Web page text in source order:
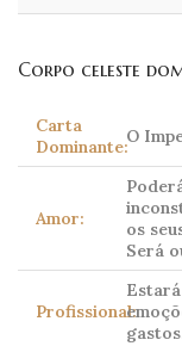
Corpo celeste
Carta
Dominante:O
Amor:
os
Será
Profissional: